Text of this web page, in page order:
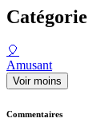
Catégorie
🎈
Amusant
Voir moins
Commentaires